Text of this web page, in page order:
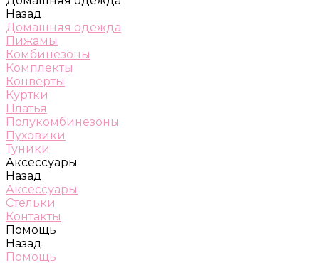
Назад
Домашняя одежда
Пижамы
Комбинезоны
Комплекты
Конверты
Куртки
Платья
Полукомбинезоны
Пуховики
Туники
Аксессуары
Назад
Аксессуары
Стельки
Контакты
Помощь
Назад
Помощь